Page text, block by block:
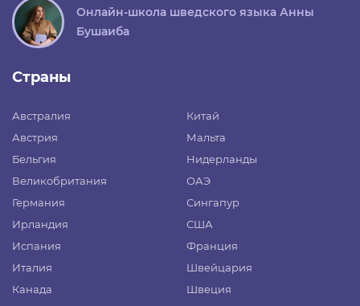
Онлайн-школа шведского языка Анны
Бушаиба
Страны
Австралия
Австрия
Бельгия
Великобритания
Германия
Ирландия
Испания
Италия
Канада
Китай
Мальта
Нидерланды
ОАЭ
Сингапур
США
Франция
Швейцария
Швеция